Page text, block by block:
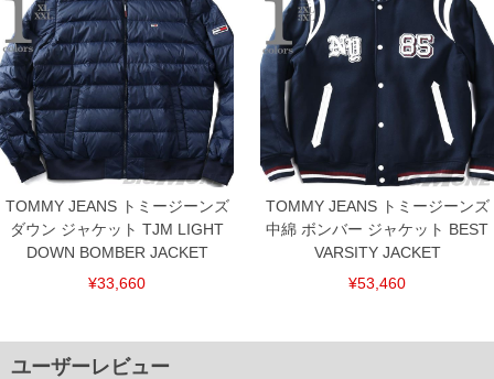
TOMMY JEANS トミージーンズ
ダウン ジャケット TJM LIGHT
DOWN BOMBER JACKET
¥33,660
TOMMY JEANS トミージーンズ
中綿 ボンバー ジャケット BEST
VARSITY JACKET
¥53,460
ユーザーレビュー